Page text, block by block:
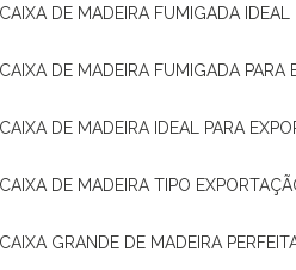
DE MADEIRA FUMIGADA
DE MADEIRA FUMIGADA PARA
DE MADEIRA IDEAL PARA
DE MADEIRA TIPO
GRANDE DE MADEIRA